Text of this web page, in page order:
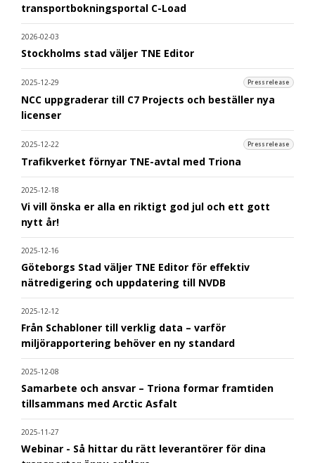
transportbokningsportal C-Load
2026-02-03
Stockholms stad väljer TNE Editor
2025-12-29 Pressrelease
NCC uppgraderar till C7 Projects och beställer nya
licenser
2025-12-22 Pressrelease
Trafikverket förnyar TNE-avtal med Triona
2025-12-18
Vi vill önska er alla en riktigt god jul och ett gott
nytt år!
2025-12-16
Göteborgs Stad väljer TNE Editor för effektiv
nätredigering och uppdatering till NVDB
2025-12-12
Från Schabloner till verklig data – varför
miljörapportering behöver en ny standard
2025-12-08
Samarbete och ansvar – Triona formar framtiden
tillsammans med Arctic Asfalt
2025-11-27
Webinar - Så hittar du rätt leverantörer för dina